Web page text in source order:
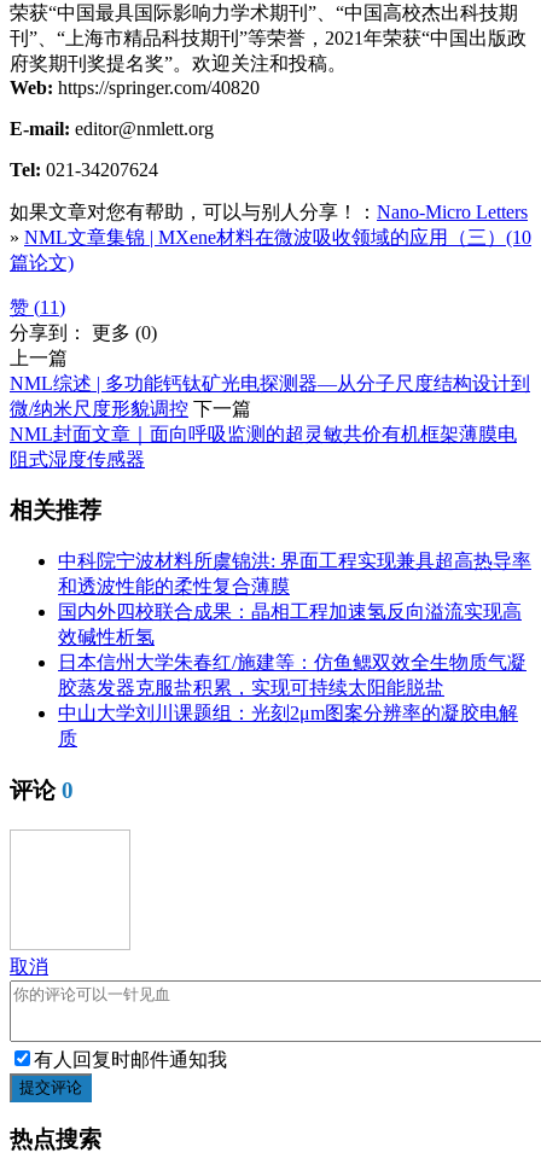
荣获“中国最具国际影响力学术期刊”、“中国高校杰出科技期
刊”、“上海市精品科技期刊”等荣誉，2021年荣获“中国出版政
府奖期刊奖提名奖”。欢迎关注和投稿。
Web: https://springer.com/40820
E-mail: editor@nmlett.org
Tel: 021-34207624
如果文章对您有帮助，可以与别人分享！： Nano-Micro Letters
» NML文章集锦 | MXene材料在微波吸收领域的应用（三）(10
篇论文)
赞 (11)
分享到： 更多 (0)
上一篇
NML综述 | 多功能钙钛矿光电探测器—从分子尺度结构设计到
微/纳米尺度形貌调控 下一篇
NML封面文章｜面向呼吸监测的超灵敏共价有机框架薄膜电
阻式湿度传感器
相关推荐
中科院宁波材料所虞锦洪: 界面工程实现兼具超高热导率
和透波性能的柔性复合薄膜
国内外四校联合成果：晶相工程加速氢反向溢流实现高
效碱性析氢
日本信州大学朱春红/施建等：仿鱼鳃双效全生物质气凝
胶蒸发器克服盐积累，实现可持续太阳能脱盐
中山大学刘川课题组：光刻2μm图案分辨率的凝胶电解
质
评论0
取消
有人回复时邮件通知我
提交评论
热点搜索